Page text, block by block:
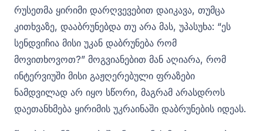
რუსეთმა ყირიმი დარღვევებით დაიკავა, თუმცა
კითხვაზე, დააბრუნებდა თუ არა მას, უპასუხა: “ეს
სენდვიჩია მისი უკან დაბრუნება რომ
მოვითხოვოთ?” მოგვიანებით მან აღიარა, რომ
ინტერვიუში მისი გაჟღერებული ფრაზები
ნამდვილად არ იყო სწორი, მაგრამ არასდროს
დაეთანხმება ყირიმის უკრაინაში დაბრუნების იდეას.